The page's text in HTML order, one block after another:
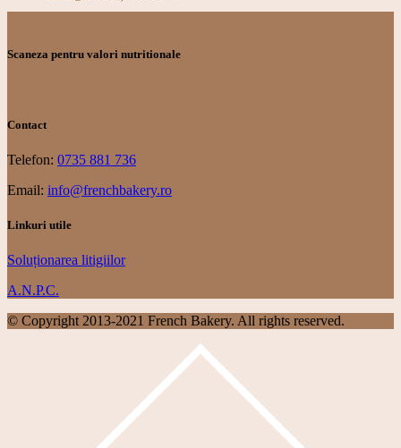
Scaneza pentru valori nutritionale
Contact
Telefon: 0735 881 736
Email: info@frenchbakery.ro
Linkuri utile
Soluționarea litigiilor
A.N.P.C.
© Copyright 2013-2021 French Bakery. All rights reserved.